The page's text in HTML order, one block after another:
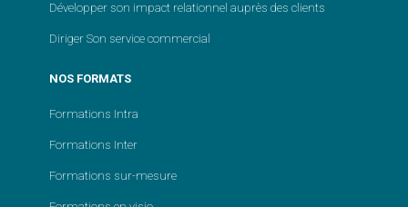
Développer son impact relationnel auprès des clients
Diriger Son service commercial
NOS FORMATS
Formations Intra
Formations Inter
Formations sur-mesure